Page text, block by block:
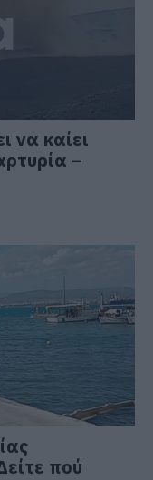
να καίει
–
πού